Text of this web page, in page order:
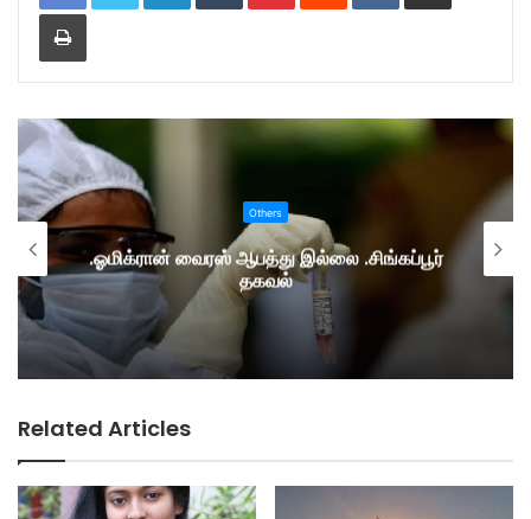
Print
Others
.ஓமிக்ரான் வைரஸ் ஆபத்து இல்லை .சிங்கப்பூர்
தகவல்
Related Articles